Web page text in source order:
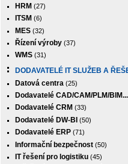
HRM (27)
ITSM (6)
MES (32)
Řízení výroby (37)
WMS (31)
DODAVATELÉ IT SLUŽEB A
Datová centra (25)
Dodavatelé CAD/CAM/PLM/BIM...
Dodavatelé CRM (33)
Dodavatelé DW-BI (50)
Dodavatelé ERP (71)
Informační bezpečnost (50)
IT řešení pro logistiku (45)